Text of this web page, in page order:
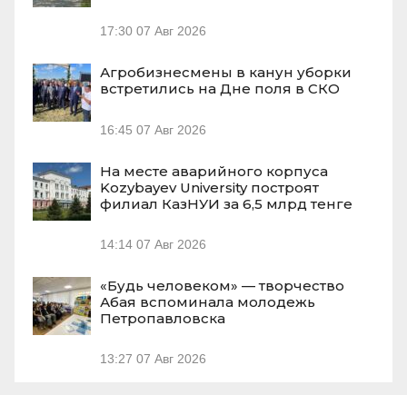
17:30 07 Авг 2026
Агробизнесмены в канун уборки
встретились на Дне поля в СКО
16:45 07 Авг 2026
На месте аварийного корпуса
Kozybayev University построят
филиал КазНУИ за 6,5 млрд тенге
14:14 07 Авг 2026
«Будь человеком» — творчество
Абая вспоминала молодежь
Петропавловска
13:27 07 Авг 2026